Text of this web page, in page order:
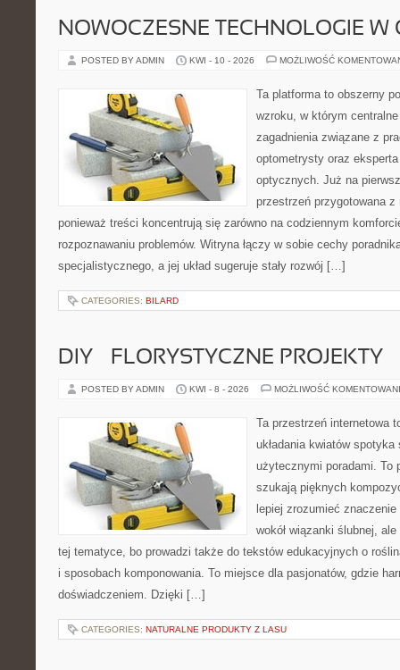
NOWOCZESNE TECHNOLOGIE W
POSTED BY ADMIN KWI - 10 - 2026 MOŻLIWOŚĆ
Ta platforma to obszerny
wzroku, w którym
zagadnienia związane z
optometrysty oraz
optycznych. Już na
przestrzeń przygotowana
ponieważ treści koncentrują się zarówno na codziennym
rozpoznawaniu problemów. Witryna łączy w sobie cechy
specjalistycznego, a jej układ sugeruje stały rozwój […]
CATEGORIES: BILARD
DIY – FLORYSTYCZNE PROJEKTY
POSTED BY ADMIN KWI - 8 - 2026 MOŻLIWOŚĆ
Ta przestrzeń internetowa
układania kwiatów
użytecznymi poradami. To
szukają pięknych
lepiej zrozumieć
wokół wiązanki ślubnej,
tej tematyce, bo prowadzi także do tekstów edukacyjnych o
i sposobach komponowania. To miejsce dla pasjonatów, gdzie
doświadczeniem. Dzięki […]
CATEGORIES: NATURALNE PRODUKTY Z LASU